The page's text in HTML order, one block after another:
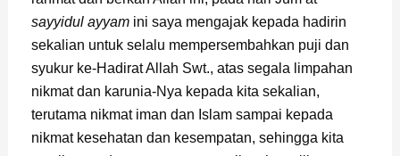
sayyidul ayyamini saya mengajak kepada hadirin
sekalian untuk selalu mempersembahkan puji dan
syukur ke-Hadirat Allah Swt., atas segala limpahan
nikmat dan karunia-Nya kepada kita sekalian,
terutama nikmat iman dan Islam sampai kepada
nikmat kesehatan dan kesempatan, sehingga kita